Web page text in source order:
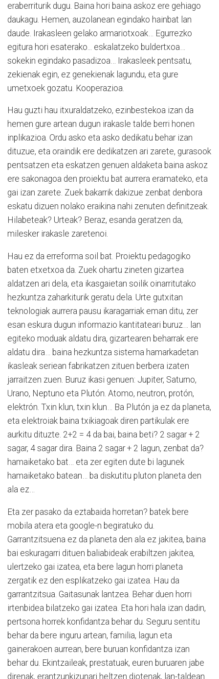
eraberriturik dugu. Baina hori baina askoz ere gehiago
daukagu. Hemen, auzolanean egindako hainbat lan
daude. Irakasleen gelako armariotxoak… Egurrezko
egitura hori esaterako... eskalatzeko buldertxoa…
sokekin egindako pasadizoa… Irakasleek pentsatu,
zekienak egin, ez genekienak lagundu, eta gure
umetxoek gozatu. Kooperazioa.
Hau guzti hau itxuraldatzeko, ezinbestekoa izan da
hemen gure artean dugun irakasle talde berri honen
inplikazioa. Ordu asko eta asko dedikatu behar izan
dituzue, eta oraindik ere dedikatzen ari zarete, gurasook
pentsatzen eta eskatzen genuen aldaketa baina askoz
ere sakonagoa den proiektu bat aurrera eramateko, eta
gai izan zarete. Zuek bakarrik dakizue zenbat denbora
eskatu dizuen nolako eraikina nahi zenuten definitzeak.
Hilabeteak? Urteak? Beraz, esanda geratzen da,
milesker irakasle zaretenoi.
Hau ez da erreforma soil bat. Proiektu pedagogiko
baten etxetxoa da. Zuek ohartu zineten gizartea
aldatzen ari dela, eta ikasgaietan soilik oinarritutako
hezkuntza zaharkiturik geratu dela. Urte gutxitan
teknologiak aurrera pausu ikaragarriak eman ditu, zer
esan eskura dugun informazio kantitateari buruz… lan
egiteko moduak aldatu dira, gizartearen beharrak ere
aldatu dira… baina hezkuntza sistema hamarkadetan
ikasleak seriean fabrikatzen zituen berbera izaten
jarraitzen zuen. Buruz ikasi genuen: Jupiter, Saturno,
Urano, Neptuno eta Plutón. Atomo, neutron, protón,
elektrón. Txin klun, txin klun… Ba Plutón ja ez da planeta,
eta elektroiak baina txikiagoak diren partikulak ere
aurkitu dituzte. 2+2 = 4 da bai, baina beti? 2 sagar + 2
sagar, 4 sagar dira. Baina 2 sagar + 2 lagun, zenbat da?
hamaiketako bat… eta zer egiten dute bi lagunek
hamaiketako batean… ba diskutitu pluton planeta den
ala ez…
Eta zer pasako da eztabaida horretan? batek bere
mobila atera eta google-n begiratuko du.
Garrantzitsuena ez da planeta den ala ez jakitea, baina
bai eskuragarri dituen baliabideak erabiltzen jakitea,
ulertzeko gai izatea, eta bere lagun horri planeta
zergatik ez den esplikatzeko gai izatea. Hau da
garrantzitsua. Gaitasunak lantzea. Behar duen horri
irtenbidea bilatzeko gai izatea. Eta hori hala izan dadin,
pertsona horrek konfidantza behar du. Seguru sentitu
behar da bere inguru artean, familia, lagun eta
gainerakoen aurrean, bere buruan konfidantza izan
behar du. Ekintzaileak, prestatuak, euren buruaren jabe
direnak, erantzunkizunari heltzen diotenak, lan-taldean